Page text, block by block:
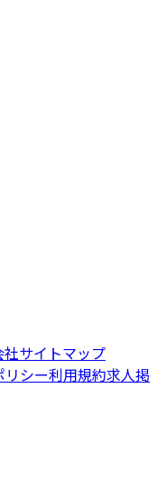
社サイトマップ
リシー利用規約求人掲